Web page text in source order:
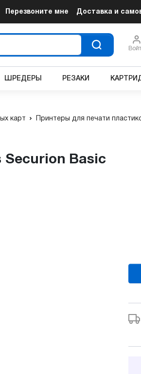
Перезвоните мне Доставка и
ШРЕДЕРЫ РЕЗАКИ
карт Принтеры для печати
Securion Basic